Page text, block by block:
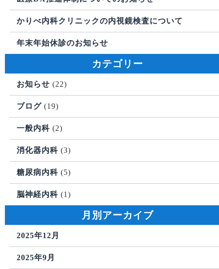
かりべ内科クリニックの内視鏡検査について
年末年始休診のお知らせ
カテゴリー
お知らせ (22)
ブログ (19)
一般内科 (2)
消化器内科 (3)
糖尿病内科 (5)
脳神経内科 (1)
月別アーカイブ
2025年12月
2025年9月